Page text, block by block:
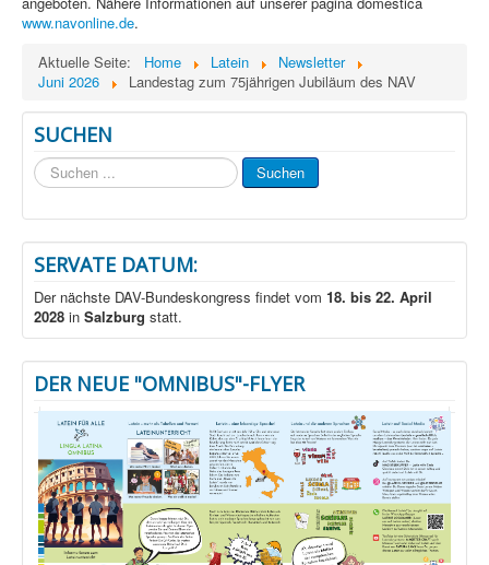
www.navonline.de.
Aktuelle Seite:
Home Latein
Newsletter
Juni 2026
Landestag zum 75jährigen Jubiläum des NAV
SUCHEN
Suchen
...
Suchen
SERVATE DATUM:
Der nächste DAV-Bundeskongress findet vom 18. bis 22. April
2028 in Salzburg statt.
DER NEUE "OMNIBUS"-FLYER